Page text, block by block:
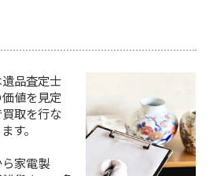
品査定士
値を見定
取を行な
す。
家電製